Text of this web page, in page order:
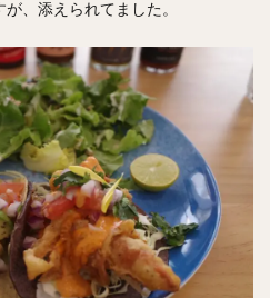
、添えられてました。